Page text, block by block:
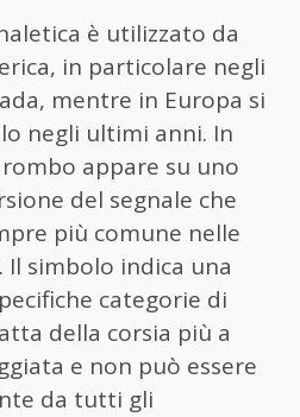
è utilizzato da
in particolare negli
mentre in Europa si
negli ultimi anni. In
appare su uno
del segnale che
più comune nelle
simbolo indica una
categorie di
della corsia più a
e non può essere
da tutti gli